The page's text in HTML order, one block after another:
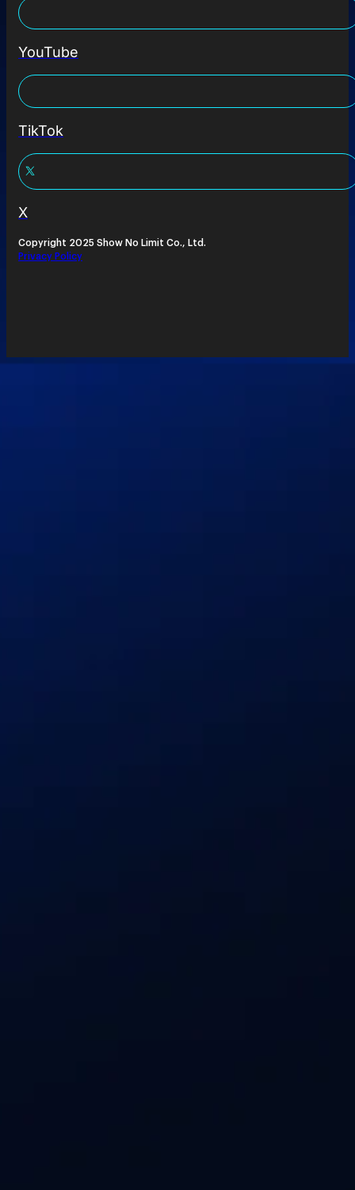
YouTube
TikTok
X
Copyright 2025 Show No Limit Co., Ltd.
Privacy Policy